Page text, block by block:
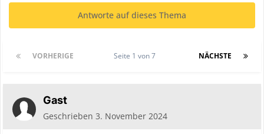
Antworte auf dieses Thema
VORHERIGE NÄCHSTE
Seite 1 von 7
Gast
Geschrieben 3. November 2024